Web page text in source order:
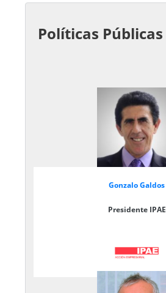
Políticas Públicas
Gonzalo Galdos
Presidente IPAE